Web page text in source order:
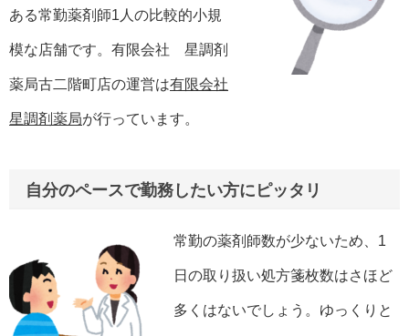
ある常勤薬剤師1人の比較的小規
模な店舗です。有限会社 星調剤
薬局古二階町店の運営は有限会社
星調剤薬局が行っています。
自分のペースで勤務したい方にピッタリ
常勤の薬剤師数が少ないため、1
日の取り扱い処方箋枚数はさほど
多くはないでしょう。ゆっくりと